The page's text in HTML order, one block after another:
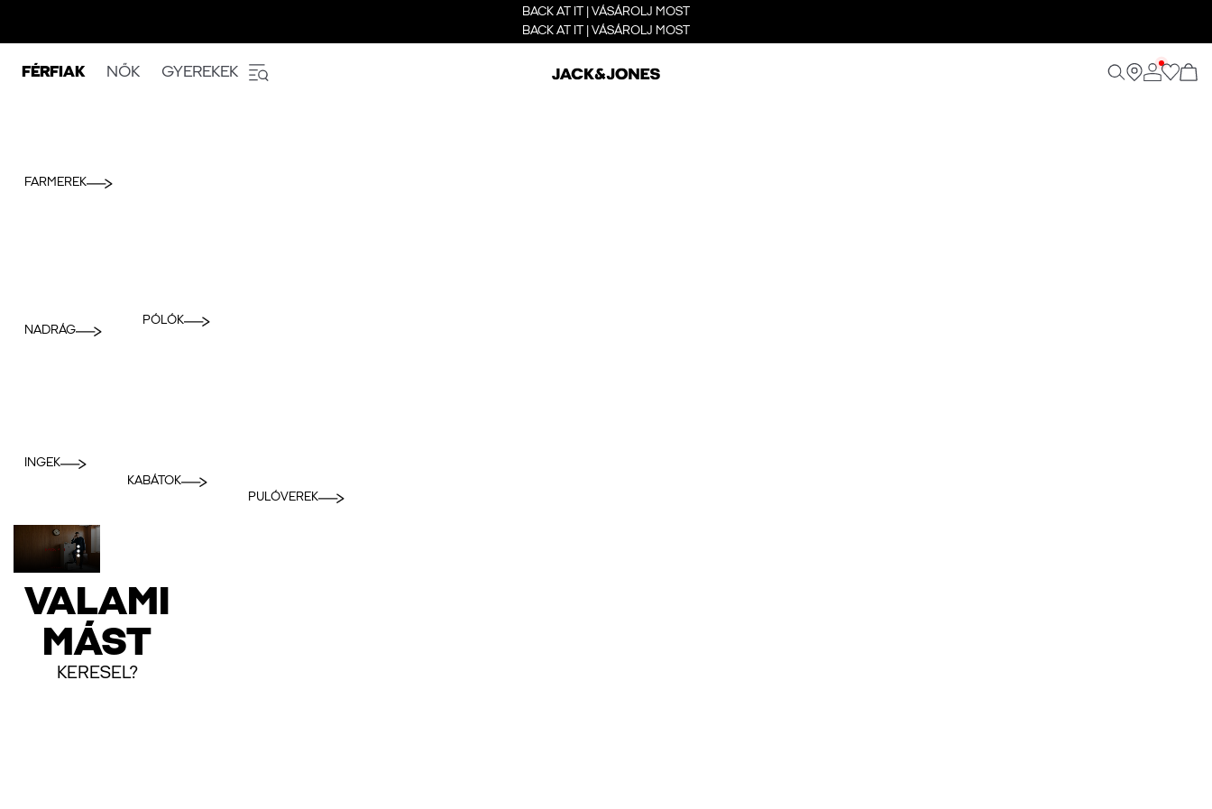
BACK AT IT | VÁSÁROLJ MOST
BACK AT IT | VÁSÁROLJ MOST
FÉRFIAK NŐK GYEREKEK
FARMEREK
NADRÁG
PÓLÓK
INGEK
KABÁTOK
PULÓVEREK
VALAMI
MÁST
KERESEL?